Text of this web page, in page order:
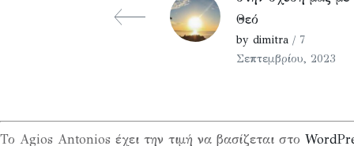
Θεό
by dimitra / 7
Σεπτεμβρίου, 2023
Το Agios Antonios έχει την τιμή να βασίζεται στο